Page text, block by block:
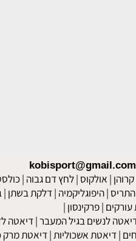
| אולקוס|לחץ דם גבוה|